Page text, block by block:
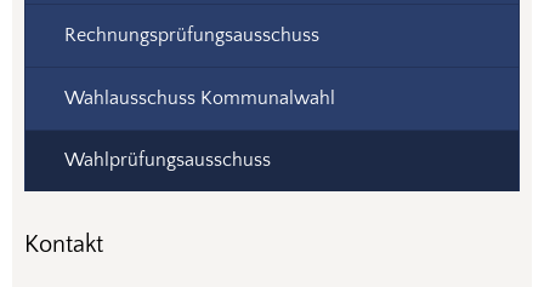
Rechnungsprüfungsausschuss
Wahlausschuss Kommunalwahl
Wahlprüfungsausschuss
Kontakt